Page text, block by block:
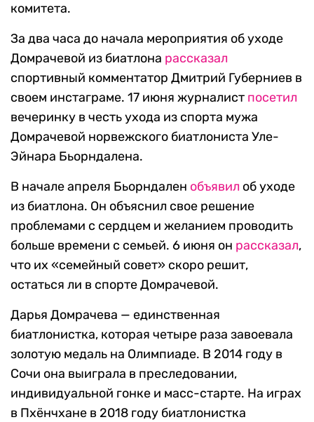
комитета.
За два часа до начала мероприятия об уходе
Домрачевой из биатлона рассказал
спортивный комментатор Дмитрий Губерниев в
своем инстаграме. 17 июня журналист посетил
вечеринку в честь ухода из спорта мужа
Домрачевой норвежского биатлониста Уле-
Эйнара Бьорндалена.
В начале апреля Бьорндален объявил об уходе
из биатлона. Он объяснил свое решение
проблемами с сердцем и желанием проводить
больше времени с семьей. 6 июня он рассказал,
что их «семейный совет» скоро решит,
остаться ли в спорте Домрачевой.
Дарья Домрачева — единственная
биатлонистка, которая четыре раза завоевала
золотую медаль на Олимпиаде. В 2014 году в
Сочи она выиграла в преследовании,
индивидуальной гонке и масс-старте. На играх
в Пхёнчхане в 2018 году биатлонистка